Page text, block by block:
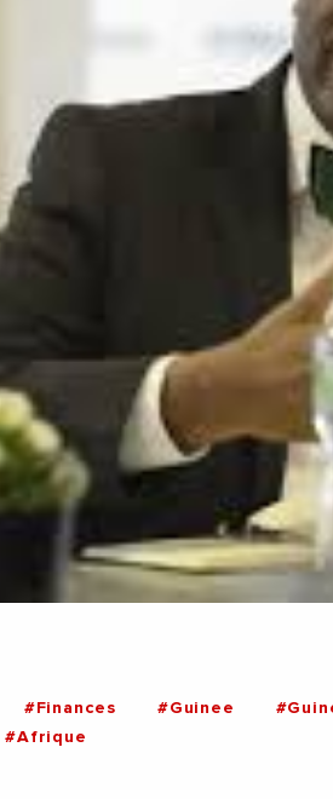
#Finances #Guinee
#Afrique